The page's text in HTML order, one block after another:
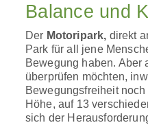
Balance und
Der Motoripark, direkt
Park für all jene
Bewegung haben. Aber
überprüfen möchten,
Bewegungsfreiheit
Höhe, auf 13
sich der